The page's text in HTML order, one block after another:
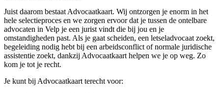
Juist daarom bestaat Advocaatkaart. Wij ontzorgen je enorm in het
hele selectieproces en we zorgen ervoor dat je tussen de ontelbare
advocaten in Velp je een jurist vindt die bij jou en je
omstandigheden past. Als je gaat scheiden, een letseladvocaat zoekt,
begeleiding nodig hebt bij een arbeidsconflict of normale juridische
assistentie zoekt, dankzij Advocaatkaart helpen we je op weg. Zo
kom je tot je recht.
Je kunt bij Advocaatkaart terecht voor: